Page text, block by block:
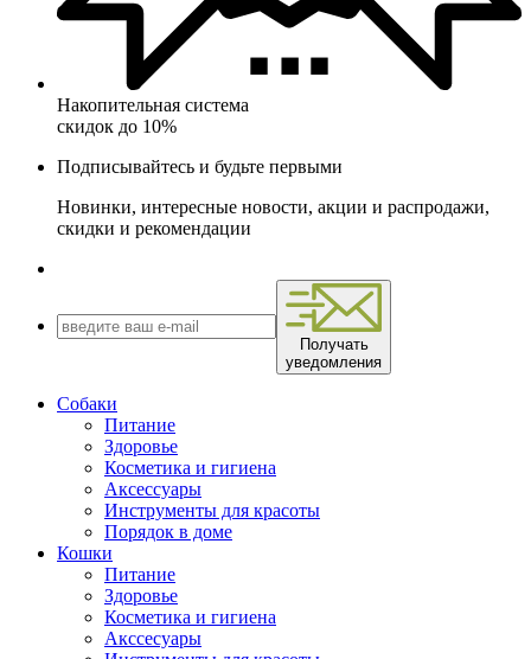
Накопительная система
скидок до 10%
Подписывайтесь и будьте первыми
Новинки, интересные новости, акции и распродажи,
скидки и рекомендации
Получать
уведомления
Собаки
Питание
Здоровье
Косметика и гигиена
Аксессуары
Инструменты для красоты
Порядок в доме
Кошки
Питание
Здоровье
Косметика и гигиена
Акссесуары